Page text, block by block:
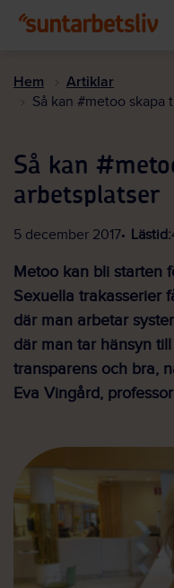
Hem Artiklar
Så kan #metoo skapa
Så kan
arbetsplatser
5 december 2017 Lästid:
Metoo kan bli starten
Sexuella trakasserier
där man arbetar
där man tar hänsyn
transparens och bra,
Eva Vingård,